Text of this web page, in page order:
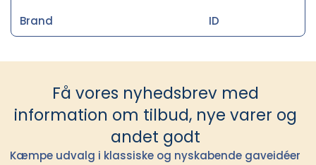
Brand ID
Få vores nyhedsbrev med
information om tilbud, nye varer og
andet godt
Kæmpe udvalg i klassiske og nyskabende gaveidéer